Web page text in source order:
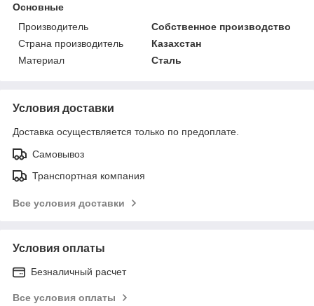
Основные
Производитель
Собственное производство
Страна производитель
Казахстан
Материал
Сталь
Условия доставки
Доставка осуществляется только по предоплате.
Самовывоз
Транспортная компания
Все условия доставки
Условия оплаты
Безналичный расчет
Все условия оплаты